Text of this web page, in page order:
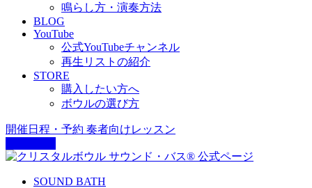
鳴らし方・演奏方法
BLOG
YouTube
公式YouTubeチャンネル
再生リストの紹介
STORE
購入したい方へ
ボウルの選び方
開催日程・予約 奏者向けレッスン
SOUND BATH